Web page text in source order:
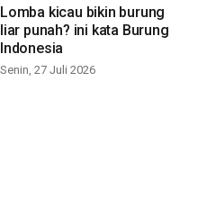
Lomba kicau bikin burung
liar punah? ini kata Burung
Indonesia
Senin, 27 Juli 2026